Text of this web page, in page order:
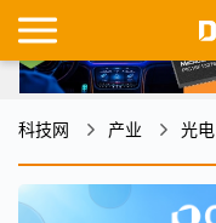
科技网 产业 光